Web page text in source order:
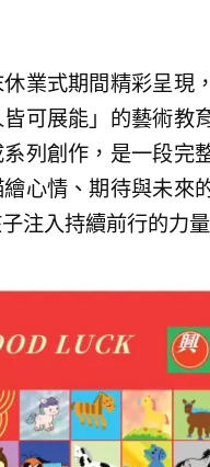
業式期間精彩呈現
可展能」的藝術教
列創作，是一段完
心情、期待與未來
注入持續前行的力